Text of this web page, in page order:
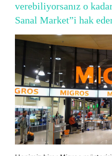
verebiliyorsanız o
Sanal Market”i hak